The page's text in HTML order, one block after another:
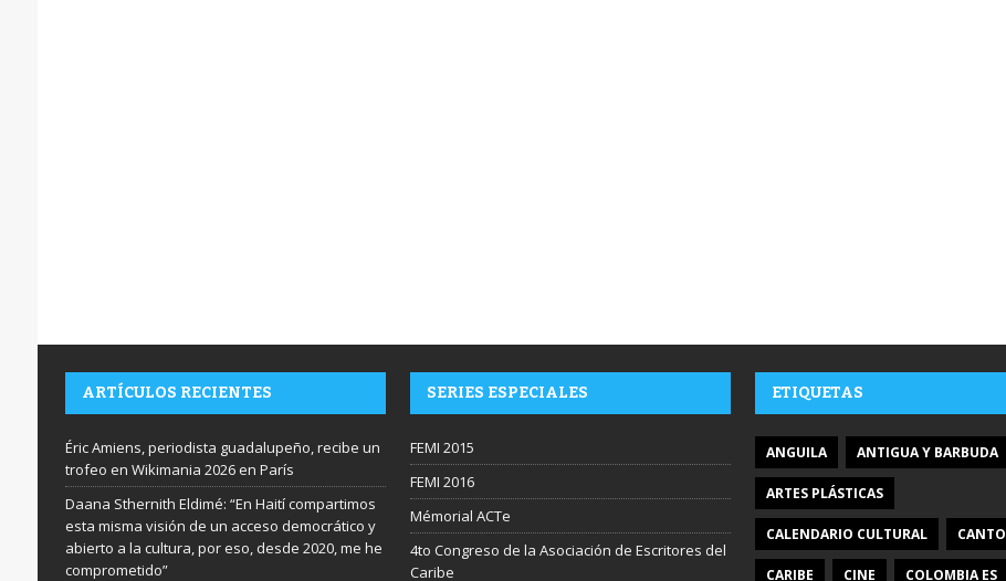
ARTÍCULOS RECIENTES
Éric Amiens, periodista guadalupeño, recibe un
trofeo en Wikimania 2026 en París
Daana Sthernith Eldimé: “En Haití compartimos
esta misma visión de un acceso democrático y
abierto a la cultura, por eso, desde 2020, me he
comprometido”
SERIES ESPECIALES
FEMI 2015
FEMI 2016
Mémorial ACTe
4to Congreso de la Asociación de Escritores del
Caribe
ETIQUETAS
ANGUILA ANTIGUA Y BARBUDA
ARTES PLÁSTICAS
CALENDARIO CULTURAL CANTO
CARIBE CINE COLOMBIA ES